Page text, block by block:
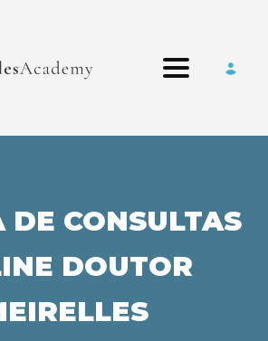
Toggle
DE CONSULTAS
DOUTOR